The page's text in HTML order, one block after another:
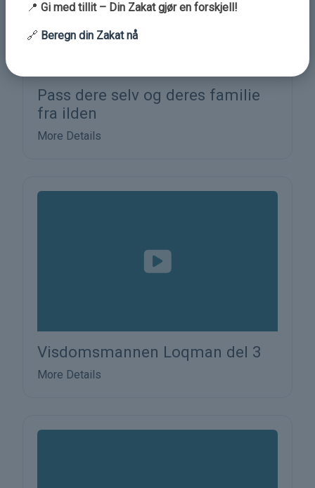
Pass dere selv og deres familie
fra ilden
More Details
Visdomsmannen Loqman del 3
More Details
📍 Gi med tillit – Din Zakat gjør en forskjell!
🔗 Beregn din Zakat nå